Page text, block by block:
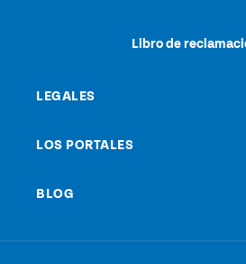
Libro de
LEGALES
LOS PORTALES
BLOG